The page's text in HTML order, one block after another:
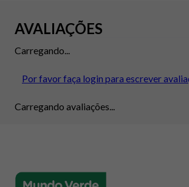
AVALIAÇÕES
Carregando...
Por favor faça login para escrever
Carregando avaliações...